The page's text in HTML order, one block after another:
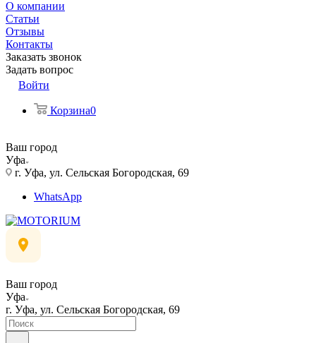
О компании
Статьи
Отзывы
Контакты
Заказать звонок
Задать вопрос
Войти
Корзина0
Ваш город
Уфа
г. Уфа, ул. Сельская Богородская, 69
WhatsApp
Ваш город
Уфа
г. Уфа, ул. Сельская Богородская, 69